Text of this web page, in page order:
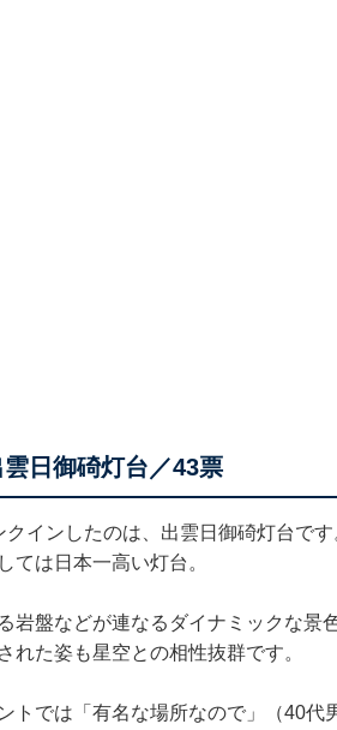
日御碕灯台／43票
クインしたのは、出雲日御碕灯台で
ては日本一高い灯台。
岩盤などが連なるダイナミックな景
れた姿も星空との相性抜群です。
トでは「有名な場所なので」（40